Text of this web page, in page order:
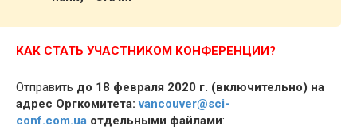
КАК СТАТЬ УЧАСТНИКОМ КОНФЕРЕНЦИИ?
Отправить до 18 февраля 2020 г. (включительно) на
адрес Оргкомитета:vancouver@sci-
conf.com.ua отдельными файлами: